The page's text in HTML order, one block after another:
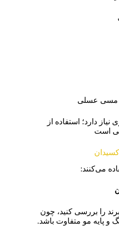
دارد؛ استفاده از
است
می‌کنند:
را بررسی کنید، چون
پایه مو متفاوت باشد.